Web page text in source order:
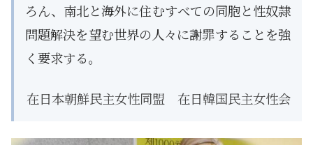
ろん、南北と海外に住むすべての同胞と性奴隷
問題解決を望む世界の人々に謝罪することを強
く要求する。
在日本朝鮮民主女性同盟 在日韓国民主女性会